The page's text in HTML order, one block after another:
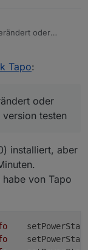
info	true
info	true
info	true
drin 😇 .. mega -
oder
Tapo:
oder
testen
installiert, aber
von Tapo